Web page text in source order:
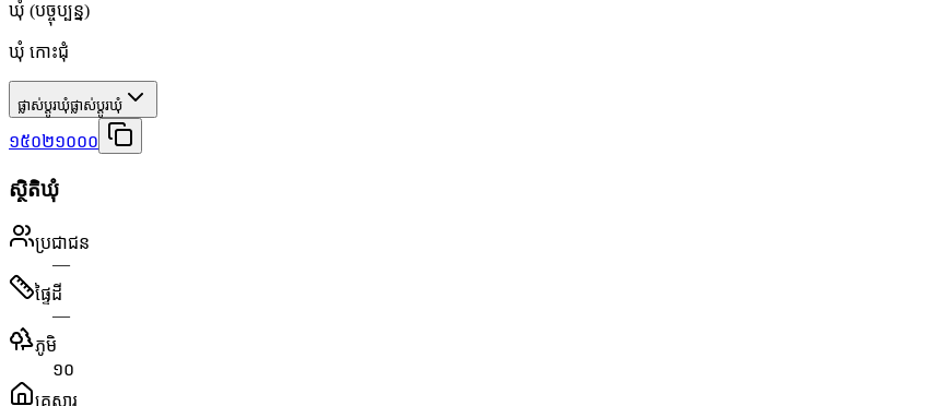
ឃុំ (បច្ចុប្បន្ន)
ឃុំ កោះជុំ
ផ្លាស់ប្តូរឃុំផ្លាស់ប្តូរឃុំ
១៥០២១០០០
ស្ថិតិឃុំ
ប្រជាជន
—
ផ្ទៃដី
—
ភូមិ
១០
គ្រួសារ